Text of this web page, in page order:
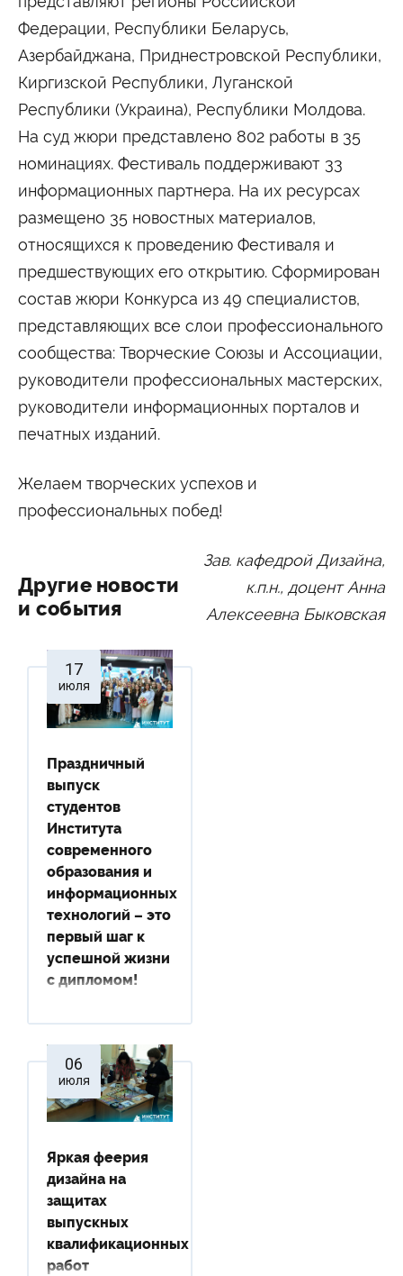
Федерации, Республики Беларусь,
Азербайджана, Приднестровской Республики,
Киргизской Республики, Луганской
Республики (Украина), Республики Молдова.
На суд жюри представлено 802 работы в 35
номинациях. Фестиваль поддерживают 33
информационных партнера. На их ресурсах
размещено 35 новостных материалов,
относящихся к проведению Фестиваля и
предшествующих его открытию. Сформирован
состав жюри Конкурса из 49 специалистов,
представляющих все слои профессионального
сообщества: Творческие Союзы и Ассоциации,
руководители профессиональных мастерских,
руководители информационных порталов и
печатных изданий.
Желаем творческих успехов и
профессиональных побед!
Зав. кафедрой Дизайна,
к.п.н., доцент Анна
Алексеевна Быковская
Другие новости
и события
17
июля
Праздничный
выпуск
студентов
Института
современного
образования и
информационных
технологий – это
первый шаг к
успешной жизни
с дипломом!
06
июля
Яркая феерия
дизайна на
защитах
выпускных
квалификационных
работ